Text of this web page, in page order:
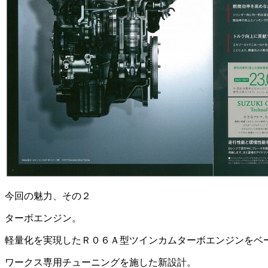
今回の魅力、その２
ターボエンジン。
軽量化を実現したＲ０６Ａ型ツインカムターボエンジンをベ
ワークス専用チューニングを施した新設計。